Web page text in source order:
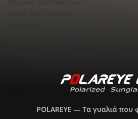
POLAREYE — Τα γυαλιά που